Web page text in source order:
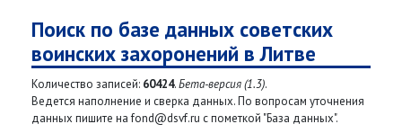
Поиск по базе данных советских
воинских захоронений в Литве
Количество записей: 60424.Бета-версия (1.3).
Ведется наполнение и сверка данных. По вопросам уточнения
данных пишите на fond@dsvf.ru с пометкой "База данных".